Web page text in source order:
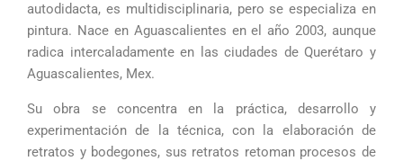
autodidacta, es multidisciplinaria, pero se especializa en
pintura. Nace en Aguascalientes en el año 2003, aunque
radica intercaladamente en las ciudades de Querétaro y
Aguascalientes, Mex.
Su obra se concentra en la práctica, desarrollo y
experimentación de la técnica, con la elaboración de
retratos y bodegones, sus retratos retoman procesos de